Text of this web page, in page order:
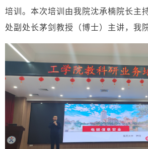
培训。本次培训由我院沈承楠院长主
处副处长茅剑教授（博士）主讲，我